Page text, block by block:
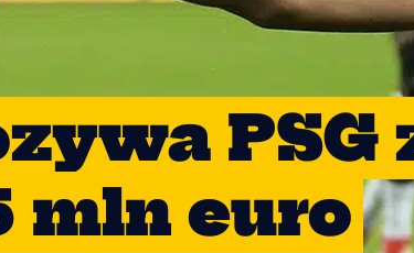
PSG
mln euro